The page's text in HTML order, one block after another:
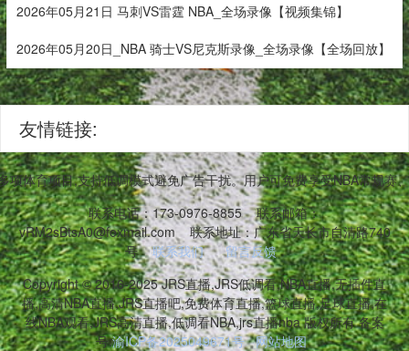
2026年05月21日 马刺VS雷霆 NBA_全场录像【视频集锦】
2026年05月20日_NBA 骑士VS尼克斯录像_全场录像【全场回放】
友情链接:
体育项目,支持低调模式避免广告干扰。用户可免费享受NBA常规
联系电话：173-0976-8855
联系邮箱：
vRM2sBtsA0@foxmail.com
联系地址：广东省天长市自清路740
号
联系我们
留言反馈
Copyright © 2016-2025 JRS直播,JRS低调看,NBA直播,无插件直
播,高清NBA直播,JRS直播吧,免费体育直播,篮球直播,足球直播,在
线NBA观看,JRS高清直播,低调看NBA,jrs直播nba 版权所有 备案
号:渝ICP备2025049671号 网站地图